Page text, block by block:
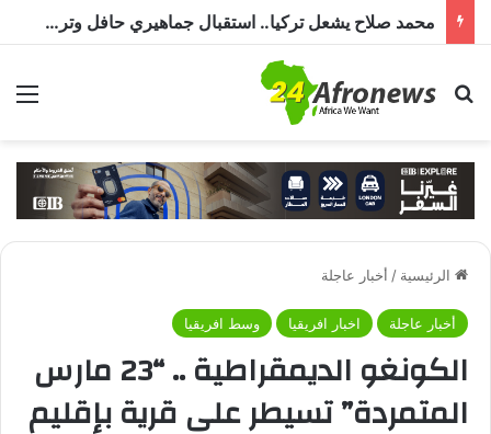
محمد صلاح يشعل تركيا.. استقبال جماهيري حافل وترحيب بـ”الملك المصري” قبل انضمامه إلى طرابزون سبور
بحث عن
الرئيسية / أخبار عاجلة
أخبار عاجلة اخبار افريقيا وسط افريقيا
الكونغو الديمقراطية .. “23 مارس
المتمردة” تسيطر على قرية بإقليم